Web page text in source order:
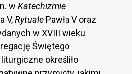
w Katechizmie
V,Rytuale Pawła V oraz
w XVIII wieku
Świętego
określiło